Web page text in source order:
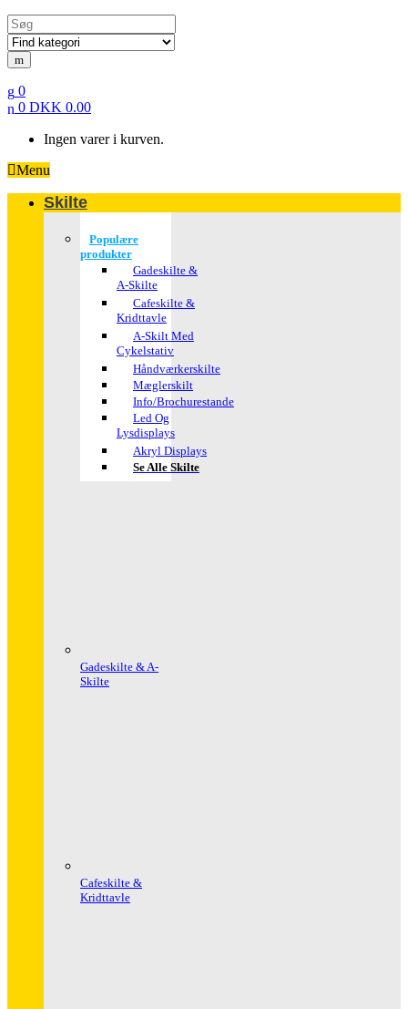
Search
for:
0
0 DKK 0.00
Ingen varer i kurven.
Menu
Skilte
Populære
produkter
Gadeskilte &
A-Skilte
Cafeskilte &
Kridttavle
A-Skilt Med
Cykelstativ
Håndværkerskilte
Mæglerskilt
Info/brochurestande
Led Og
Lysdisplays
Akryl Displays
Se Alle Skilte
Gadeskilte & A-
Skilte
Cafeskilte &
Kridttavle